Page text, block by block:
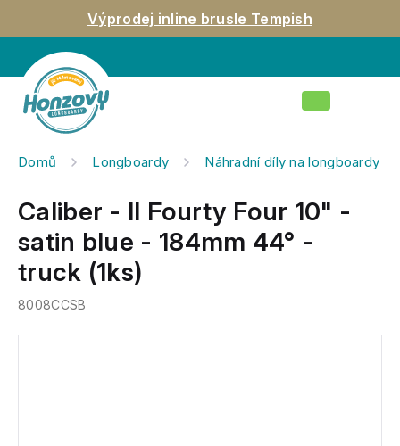
obsah
Výprodej inline brusle Tempish
Nákupní
Domů Longboardy Náhradní díly na longboardy
Caliber - II Fourty Four 10" -
satin blue - 184mm 44° -
truck (1ks)
8008CCSB